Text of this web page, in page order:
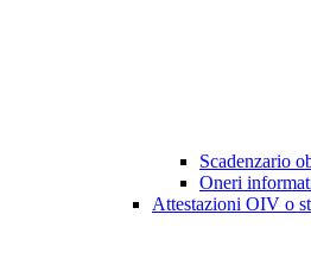
Scadenzario
Oneri
Attestazioni OIV o